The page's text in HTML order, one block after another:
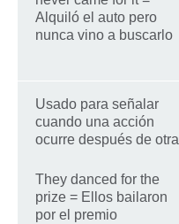
Alquiló el auto pero
nunca vino a buscarlo
Usado para señalar
cuando una acción
ocurre después de otra
They danced for the
prize = Ellos bailaron
por el premio